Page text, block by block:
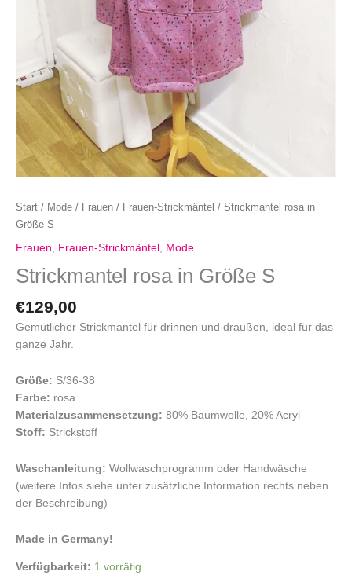
Start / Mode / Frauen / Frauen-Strickmäntel / Strickmantel rosa in
Größe S
Frauen, Frauen-Strickmäntel , Mode
Strickmantel rosa in Größe S
€129,00
Gemütlicher Strickmantel für drinnen und draußen, ideal für das
ganze Jahr.
Größe: S/36-38
Farbe: rosa
Materialzusammensetzung: 80% Baumwolle, 20% Acryl
Stoff: Strickstoff
Waschanleitung: Wollwaschprogramm oder Handwäsche
(weitere Infos siehe unter zusätzliche Information rechts neben
der Beschreibung)
Made in Germany!
Verfügbarkeit: 1 vorrätig